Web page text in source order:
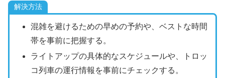
解決方法
混雑を避けるための早めの予約や、ベストな時間
帯を事前に把握する。
ライトアップの具体的なスケジュールや、トロッ
コ列車の運行情報を事前にチェックする。